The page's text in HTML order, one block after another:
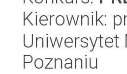
Kierownik:
Uniwersytet
Poznaniu